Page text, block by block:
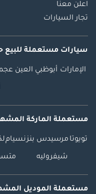
اعلن معنا
تجار السيارات
سيارات مستعملة للبيع
الإمارات أبوظبي العين
مستعملة الماركة
تويوتا مرسيدس بنزنسيام
شيفروليه
مستعملة الموديل